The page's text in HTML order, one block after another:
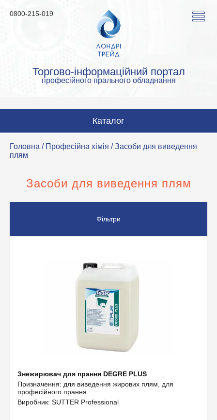
Торгово-інформаційний портал
професійного прального обладнання
0800-215-019
Каталог
Пральні машини
Сушильні машини
Прасувальні машини
Аквачистка та хімчистка
Допоміжне обладнання
Головна / Професійна хімія / Засоби для виведення
плям
Засоби для виведення плям
Фільтри
Знежирювач для прання DEGRE PLUS
Призначення: для виведення жирових плям, для
професійного прання
Виробник: SUTTER Professional